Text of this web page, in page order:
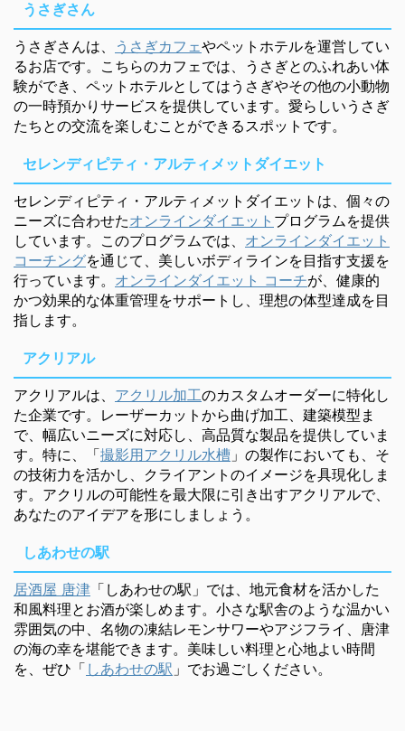
うさぎさん
うさぎさんは、 うさぎカフェやペットホテルを運営してい
るお店です。こちらのカフェでは、うさぎとのふれあい体
験ができ、ペットホテルとしてはうさぎやその他の小動物
の一時預かりサービスを提供しています。愛らしいうさぎ
たちとの交流を楽しむことができるスポットです。
セレンディピティ・アルティメットダイエット
セレンディピティ・アルティメットダイエットは、個々の
ニーズに合わせたオンラインダイエット プログラムを提供
しています。このプログラムでは、 オンラインダイエット
コーチングを通じて、美しいボディラインを目指す支援を
行っています。 オンラインダイエット コーチが、健康的
かつ効果的な体重管理をサポートし、理想の体型達成を目
指します。
アクリアル
アクリアルは、 アクリル加工のカスタムオーダーに特化し
た企業です。レーザーカットから曲げ加工、建築模型ま
で、幅広いニーズに対応し、高品質な製品を提供していま
す。特に、「撮影用アクリル水槽 」の製作においても、そ
の技術力を活かし、クライアントのイメージを具現化しま
す。アクリルの可能性を最大限に引き出すアクリアルで、
あなたのアイデアを形にしましょう。
しあわせの駅
居酒屋 唐津 「しあわせの駅」では、地元食材を活かした
和風料理とお酒が楽しめます。小さな駅舎のような温かい
雰囲気の中、名物の凍結レモンサワーやアジフライ、唐津
の海の幸を堪能できます。美味しい料理と心地よい時間
を、ぜひ「 しあわせの駅 」でお過ごしください。